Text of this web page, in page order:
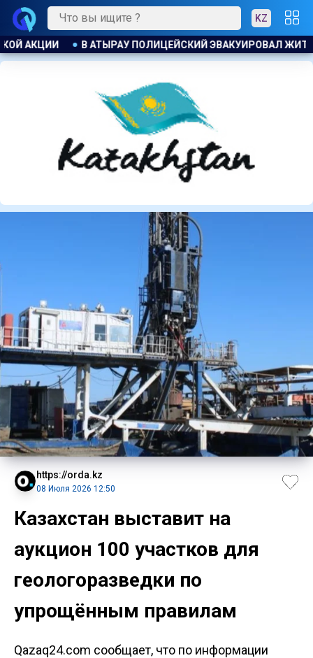
KZ
ЖИТЕЛЕЙ ДОМА ПРИ ПОЖАРЕ ПОЖАР НА ХИМЗАВОДЕ
https://orda.kz
08 Июля 2026 12:50
Казахстан выставит на
аукцион 100 участков для
геологоразведки по
упрощённым правилам
Qazaq24.com сообщает, что по информации